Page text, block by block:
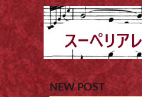
NEW POST